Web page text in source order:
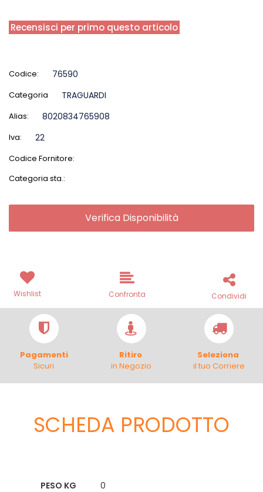
Recensisci per primo questo articolo
Codice: 76590
Categoria TRAGUARDI
Alias: 8020834765908
Iva: 22
Codice Fornitore:
Categoria sta.:
Verifica Disponibilità
Wishlist Confronta Condividi
Pagamenti
Sicuri
Ritiro
in Negozio
Seleziona
il tuo Corriere
SCHEDA PRODOTTO
PESO KG
0